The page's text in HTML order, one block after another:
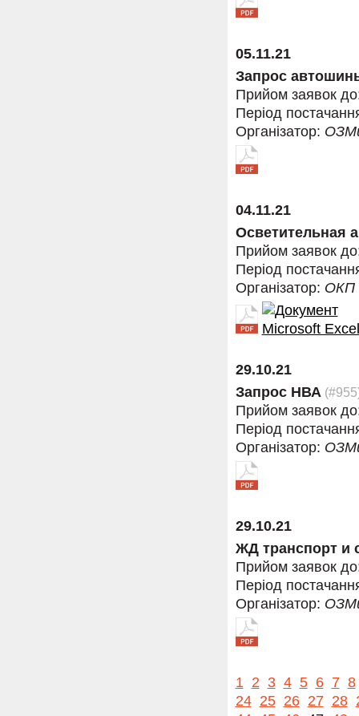
05.11.21
Запрос
Прийом заявок
Період
Організатор:
04.11.21
Осветительная
Прийом заявок
Період
Організатор: ОКП
29.10.21
Запрос НВА
Прийом заявок
Період
Організатор:
29.10.21
ЖД транспорт и
Прийом заявок
Період
Організатор:
1 2 3 4 5 6 7 8
24 25 26 27 28